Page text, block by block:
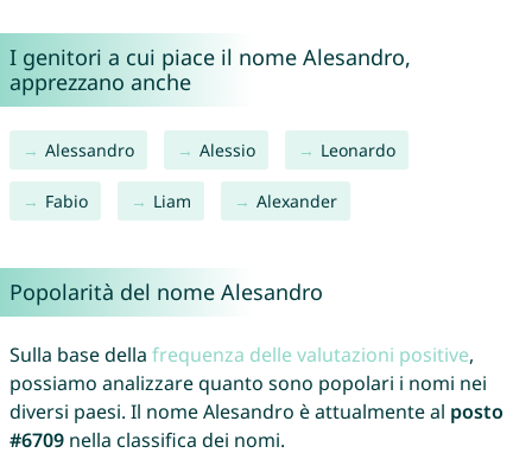
I genitori a cui piace il nome Alesandro,
apprezzano anche
Alessandro Alessio Leonardo
Fabio Liam Alexander
Popolarità del nome Alesandro
Sulla base della frequenza delle valutazioni positive,
possiamo analizzare quanto sono popolari i nomi nei
diversi paesi. Il nome Alesandro è attualmente al posto
#6709nella classifica dei nomi.